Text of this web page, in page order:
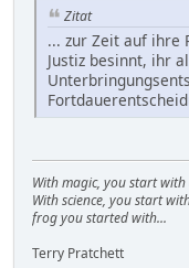
Zitat
... zur Zeit auf ihre
Justiz besinnt, ihr
With magic, you start
With science, you start
frog you started with...
Terry Pratchett